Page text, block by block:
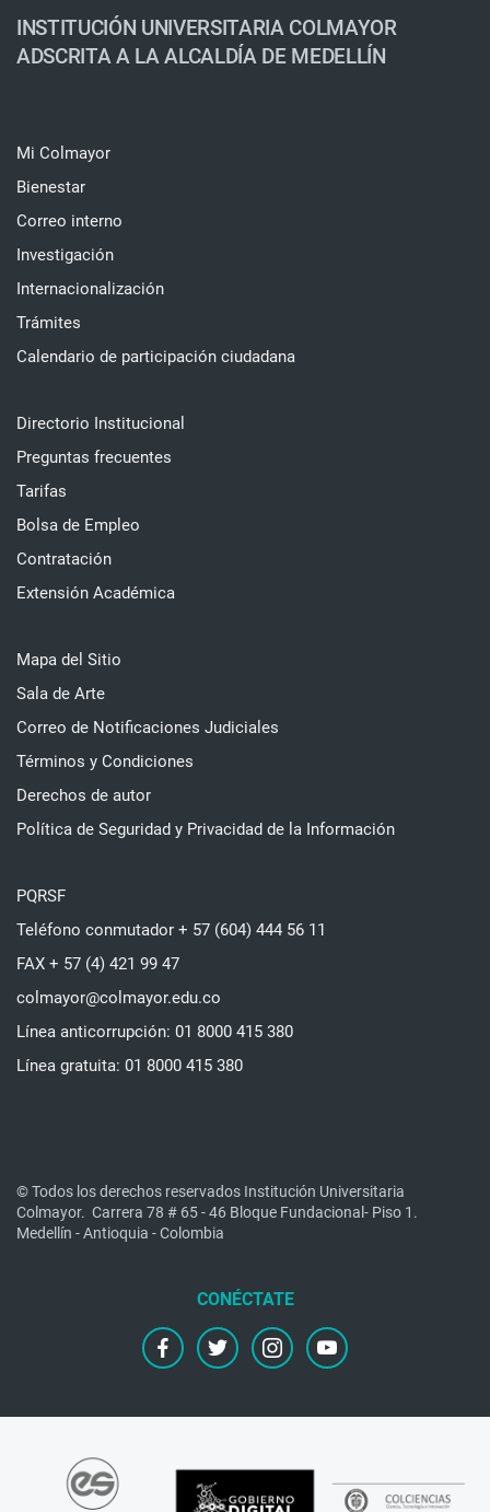
INSTITUCIÓN UNIVERSITARIA COLMAYOR
ADSCRITA A LA ALCALDÍA DE MEDELLÍN
Mi Colmayor
Bienestar
Correo interno
Investigación
Internacionalización
Trámites
Calendario de participación ciudadana
Directorio Institucional
Preguntas frecuentes
Tarifas
Bolsa de Empleo
Contratación
Extensión Académica
Mapa del Sitio
Sala de Arte
Correo de Notificaciones Judiciales
Términos y Condiciones
Derechos de autor
Política de Seguridad y Privacidad de la Información
PQRSF
Teléfono conmutador + 57 (604) 444 56 11
FAX + 57 (4) 421 99 47
colmayor@colmayor.edu.co
Línea anticorrupción: 01 8000 415 380
Línea gratuita: 01 8000 415 380
© Todos los derechos reservados Institución Universitaria
Colmayor. Carrera 78 # 65 - 46 Bloque Fundacional- Piso 1.
Medellín - Antioquia - Colombia